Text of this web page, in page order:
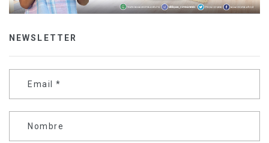
NEWSLETTER
Email *
Nombre